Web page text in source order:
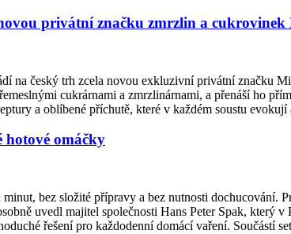
privátní značku zmrzlin a cukrovinek
na český trh zcela novou exkluzivní privátní značku
cukrárnami a zmrzlinárnami, a přenáší ho
a oblíbené příchutě, které v každém soustu
hotové omáčky
bez složité přípravy a bez nutnosti dochucování.
uvedl majitel společnosti Hans Peter Spak,
řešení pro každodenní domácí vaření. Součástí